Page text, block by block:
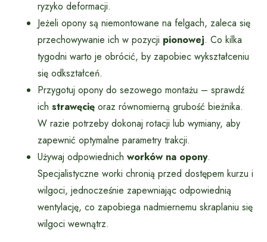
ryzyko deformacji.
Jeżeli opony są niemontowane na felgach, zaleca się
przechowywanie ich w pozycji pionowej. Co kilka
tygodni warto je obrócić, by zapobiec wykształceniu
się odkształceń.
Przygotuj opony do sezowego montażu – sprawdź
ich strawęcię oraz równomierną grubość bieżnika.
W razie potrzeby dokonaj rotacji lub wymiany, aby
zapewnić optymalne parametry trakcji.
Używaj odpowiednich worków na opony.
Specjalistyczne worki chronią przed dostępem kurzu i
wilgoci, jednocześnie zapewniając odpowiednią
wentylację, co zapobiega nadmiernemu skraplaniu się
wilgoci wewnątrz.